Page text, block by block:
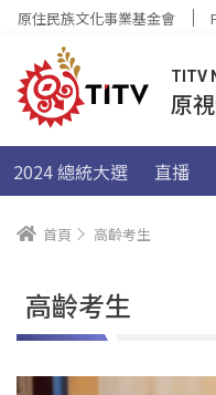
原住民族文化事業基金會
TITV
原
2024 總統大選 直播
首頁 高齡考生
高齡考生